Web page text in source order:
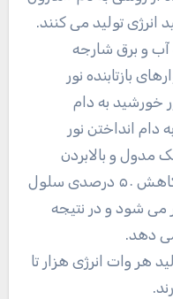
انرژی تولید می کنند.
آب و برق شارجه
بازتابنده نور
خورشید به دام
دام انداختن نور
مدول و بالابردن
میزان تمرکز نور است. این کار به کاهش ۵۰ درصدی سلول
شود و در نتیجه
هر وات انرژی هزار تا